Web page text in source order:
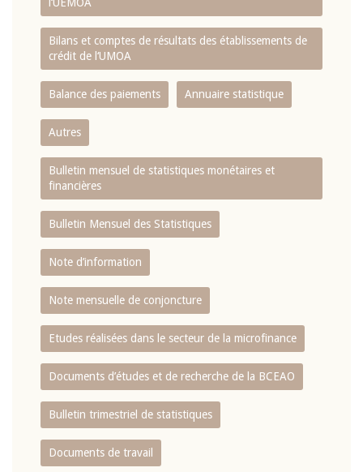
Bilans et comptes de résultats des établissements de
crédit de l‘UMOA
Balance des paiements Annuaire statistique
Autres
Bulletin mensuel de statistiques monétaires et
financières
Bulletin Mensuel des Statistiques
Note d’information
Note mensuelle de conjoncture
Etudes réalisées dans le secteur de la microfinance
Documents d’études et de recherche de la BCEAO
Bulletin trimestriel de statistiques
Documents de travail